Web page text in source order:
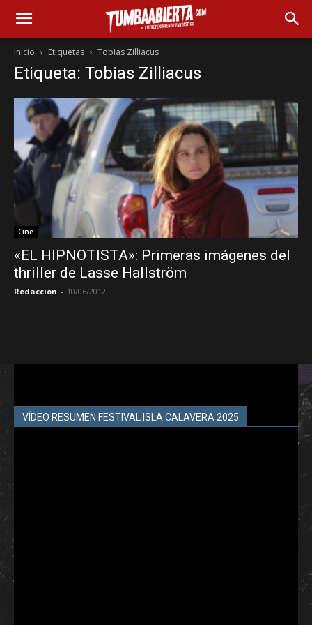
Inicio Etiquetas Tobias Zilliacus
Etiqueta: Tobias Zilliacus
Cine
«EL HIPNOTISTA»: Primeras imágenes del
thriller de Lasse Hallström
Redacción - 10/06/2012
VÍDEO RESUMEN FESTIVAL ISLA CALAVERA 2025